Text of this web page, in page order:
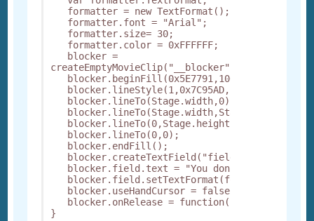
formatter = new TextFormat();
formatter.font = "Arial";
formatter.size= 30;
formatter.color = 0xFFFFFF;
blocker =
blocker.beginFill(0x5E7791,100);
blocker.lineStyle(1,0x7C95AD,100);
blocker.lineTo(Stage.width,0);
blocker.lineTo(Stage.width,Stage.height);
blocker.lineTo(0,Stage.height);
blocker.lineTo(0,0);
blocker.endFill();
blocker.field.text = "You don't have
blocker.field.setTextFormat(formatter);
blocker.useHandCursor = false;
blocker.onRelease = function(){}